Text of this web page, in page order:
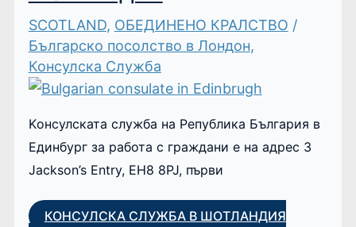
SCOTLAND, ОБЕДИНЕНО КРАЛСТВО /
Българско посолство в Лондон,
Консулска Служба
Kонсулската служба на Република България в
Единбург за работа с граждани е на адрес 3
Jackson’s Еntry, EH8 8PJ, първи
КОНСУЛСКА СЛУЖБА В ШОТЛАНДИЯ